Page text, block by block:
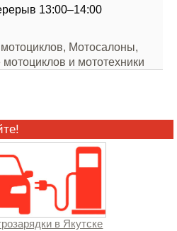
13:00–14:00
Мотосалоны,
и мототехники
в Якутске